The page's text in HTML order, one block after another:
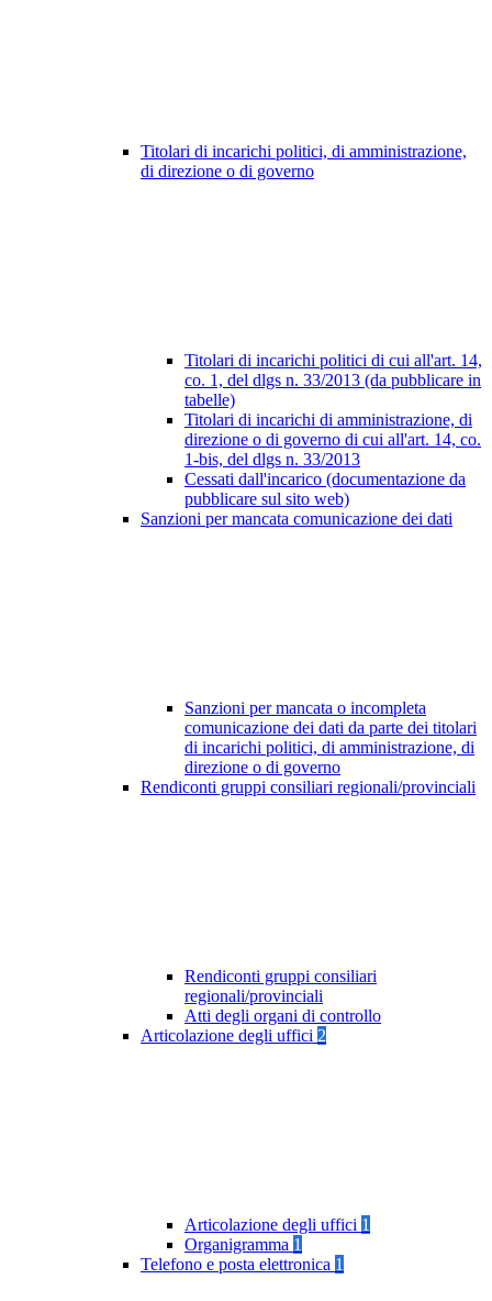
Titolari di incarichi politici, di amministrazione,
di direzione o di governo
Titolari di incarichi politici di cui all'art. 14,
co. 1, del dlgs n. 33/2013 (da pubblicare in
tabelle)
Titolari di incarichi di amministrazione, di
direzione o di governo di cui all'art. 14, co.
1-bis, del dlgs n. 33/2013
Cessati dall'incarico (documentazione da
pubblicare sul sito web)
Sanzioni per mancata comunicazione dei dati
Sanzioni per mancata o incompleta
comunicazione dei dati da parte dei titolari
di incarichi politici, di amministrazione, di
direzione o di governo
Rendiconti gruppi consiliari regionali/provinciali
Rendiconti gruppi consiliari
regionali/provinciali
Atti degli organi di controllo
Articolazione degli uffici 2
Articolazione degli uffici 1
Organigramma 1
Telefono e posta elettronica 1